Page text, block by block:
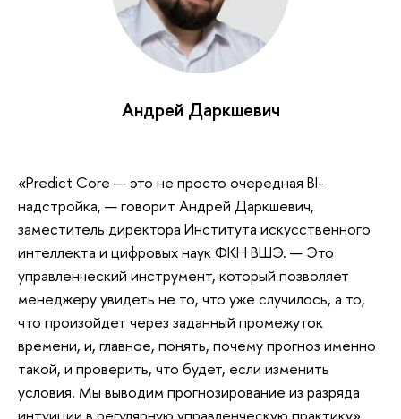
Андрей Даркшевич
«Predict Core — это не просто очередная BI-
надстройка, — говорит Андрей Даркшевич,
заместитель директора Института искусственного
интеллекта и цифровых наук ФКН ВШЭ. — Это
управленческий инструмент, который позволяет
менеджеру увидеть не то, что уже случилось, а то,
что произойдет через заданный промежуток
времени, и, главное, понять, почему прогноз именно
такой, и проверить, что будет, если изменить
условия. Мы выводим прогнозирование из разряда